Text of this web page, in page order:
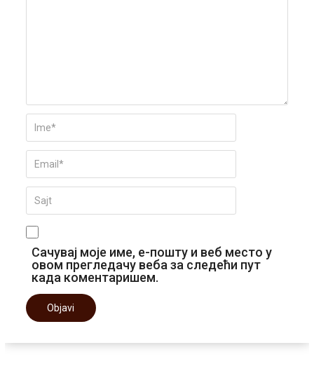
Сачувај моје име, е-пошту и веб место у
овом прегледачу веба за следећи пут
када коментаришем.